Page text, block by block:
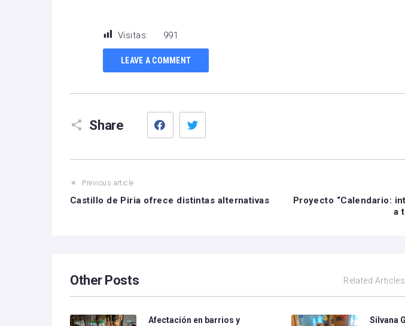
Visitas: 991
LEAVE A COMMENT
Share
Facebook
Previous article
Castillo de Piria ofrece distintas alternativas
Proyecto “Calendario:
a
Other Posts Related Articles
Afectación en barrios y
Silvana